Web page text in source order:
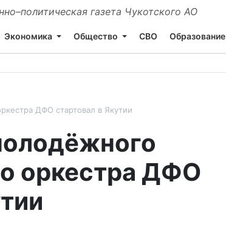
газета Чукотского АО
Экономика Общество СВО Образование
ДФО стартовал в Якутии
оркестра ДФО